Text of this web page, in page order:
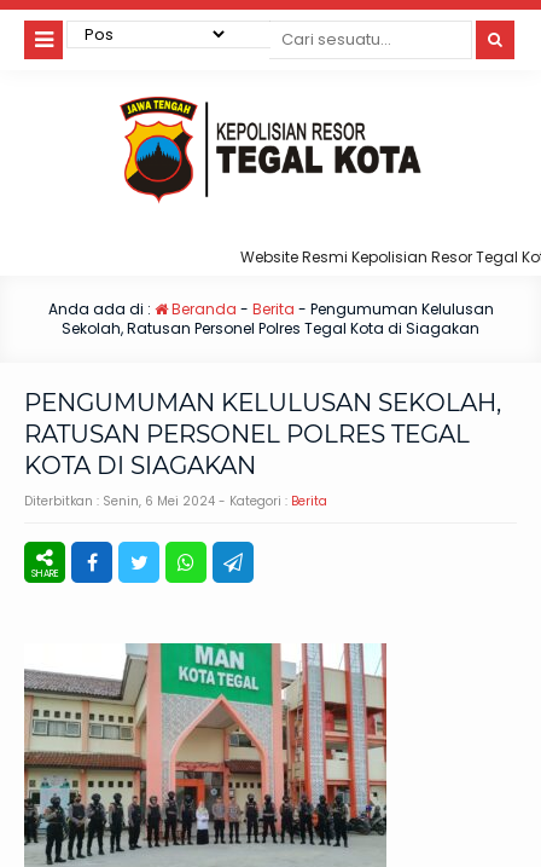
Website Resmi Kepolisian Resor Tegal Kota
Anda ada di : Beranda - Berita - Pengumuman Kelulusan
Sekolah, Ratusan Personel Polres Tegal Kota di Siagakan
PENGUMUMAN KELULUSAN SEKOLAH,
RATUSAN PERSONEL POLRES TEGAL
KOTA DI SIAGAKAN
Diterbitkan : Senin, 6 Mei 2024 - Kategori : Berita